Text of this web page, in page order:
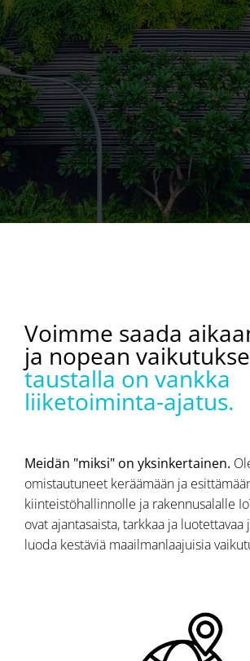
Voimme saada
ja nopean
taustalla on vankka
liiketoiminta-ajatus.
Meidän "miksi" on yksinkertainen.
omistautuneet keräämään ja
kiinteistöhallinnolle ja rakennusalalle
ovat ajantasaista, tarkkaa ja
luoda kestäviä maailmanlaajuisia